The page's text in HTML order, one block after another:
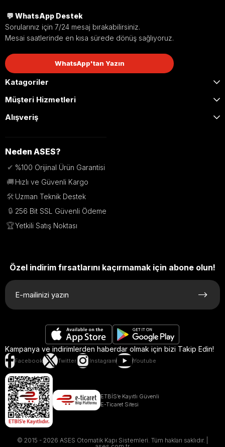
💬 WhatsApp Destek
Sorularınız için 7/24 mesaj bırakabilirsiniz.
Mesai saatlerinde en kısa sürede dönüş sağlıyoruz.
WhatsApp'tan Yazın
Katagoriler
Müşteri Hizmetleri
Alışveriş
Neden ASES?
✔ %100 Orijinal Ürün Garantisi
🚚 Hızlı ve Güvenli Kargo
🛠️ Uzman Teknik Destek
🔒 256 Bit SSL Güvenli Ödeme
🏆Yetkili Satış Noktası
Özel indirim fırsatlarını kaçırmamak için abone olun!
Kampanya ve indirimlerden haberdar olmak için bizi Takip Edin!
Facebook Twitter Instagram Youtube
ETBİS’e Kayıtlı Güvenli
E-Ticaret Sitesi
© 2015 - 2026 ASES Otomatik Kapı Sistemleri. Tüm hakları saklıdır. |